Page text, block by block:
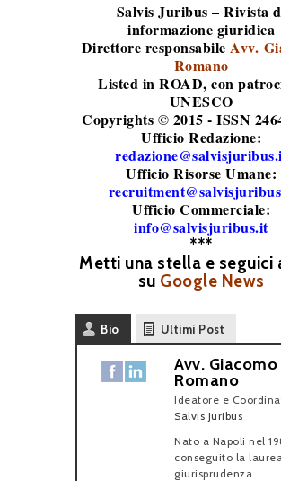
Salvis Juribus – Rivista
informazione giuridica
Direttore responsabileAvv.
Romano
Listed in ROAD, con
UNESCO
Copyrights © 2015 - ISSN
Ufficio Redazione:
Ufficio Risorse Umane:
Ufficio Commerciale:
info@salvisjuribus.it
***
Metti una stella e seguici
su Google News
Bio Ultimi Post
Avv. Giacomo
Romano
Ideatore e
Salvis Juribus
Nato a Napoli nel
conseguito la
giurisprudenza